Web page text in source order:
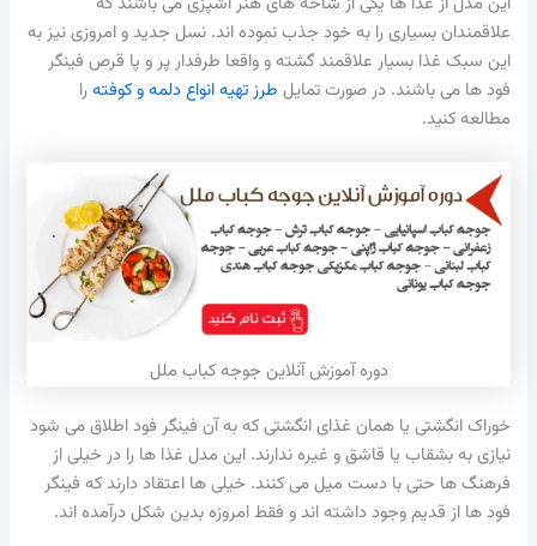
علاقمندان بسیاری را به خود جذب نموده اند. نسل جدید و امروزی نیز به
این سبک غذا بسیار علاقمند گشته و واقعا طرفدار پر و پا قرص فینگر
فود ها می باشند. در صورت تمایل طرز تهیه انواع دلمه و کوفتهرا
مطالعه کنید.
دوره آموزش آنلاین جوجه کباب ملل
خوراک انگشتی یا همان غذای انگشتی که به آن فینگر فود اطلاق می شود
نیازی به بشقاب یا قاشق و غیره ندارند. این مدل غذا ها را در خیلی از
فرهنگ ها حتی با دست میل می کنند. خیلی ها اعتقاد دارند که فینگر
فود ها از قدیم وجود داشته اند و فقط امروزه بدین شکل درآمده اند.